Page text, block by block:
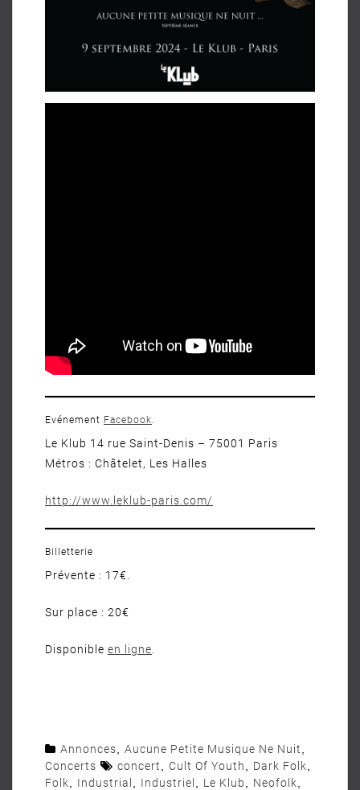
Evénement Facebook
Le Klub 14 rue Saint-Denis – 75001 Paris
Métros : Châtelet, Les Halles
http://www.leklub-paris.com/
Billetterie
Prévente : 17€.
Sur place : 20€
Disponible en ligne
Annonces Aucune Petite Musique Ne Nuit
Concerts
concert Cult Of Youth Dark Folk
Folk
Industrial Industriel Le Klub Neofolk